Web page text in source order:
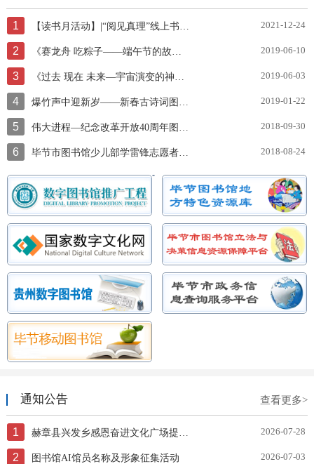
1 【读书月活动】|“阅见真理”线上书展邀你一起云阅读~ 2021-12-24
2 《赛龙舟 吃粽子——端午节的故事》图片展 2019-06-10
3 《过去 现在 未来—宇宙演变的神奇故事》图片展 2019-06-03
4 爆竹声中迎新岁——新春古诗词图文展 2019-01-22
5 伟大进程—纪念改革开放40周年图片展 2018-09-30
6 毕节市图书馆少儿部学雷锋志愿者服务 2018-08-24
通知公告 查看更多>
1 2026-07-28
2 图书馆AI馆员名称及形象征集活动 2026-07-03